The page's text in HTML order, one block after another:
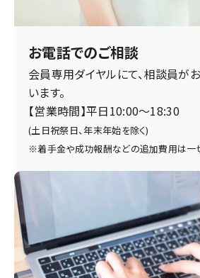
お電話でのご相談
会員専用ダイヤルにて、相談員が
います。
【営業時間】平日10:00〜18:30
(土日祝祭日、年末年始を除く)
※着手金や成功報酬などの追加費用は一